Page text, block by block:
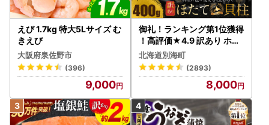
えび 1.7kg 特大5Lサイズ む
きえび
大阪府泉佐野市
(396)
9,000
御礼！ランキング第1位獲得
！高評価★4.9 訳あり ホタ
テ 400g（ほたて 帆立 貝柱
冷凍 ）
北海道別海町
(2893)
8,000